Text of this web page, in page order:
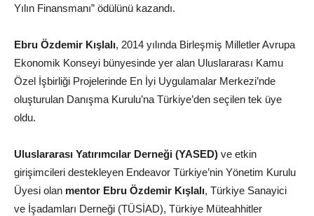
Yılın Finansmanı” ödülünü kazandı.
Ebru Özdemir Kışlalı, 2014 yılında Birleşmiş Milletler Avrupa
Ekonomik Konseyi bünyesinde yer alan Uluslararası Kamu
Özel İşbirliği Projelerinde En İyi Uygulamalar Merkezi’nde
oluşturulan Danışma Kurulu’na Türkiye’den seçilen tek üye
oldu.
Uluslararası Yatırımcılar Derneği (YASED) ve etkin
girişimcileri destekleyen Endeavor Türkiye’nin Yönetim Kurulu
Üyesi olan mentor Ebru Özdemir Kışlalı, Türkiye Sanayici
ve İşadamları Derneği (TÜSİAD), Türkiye Müteahhitler